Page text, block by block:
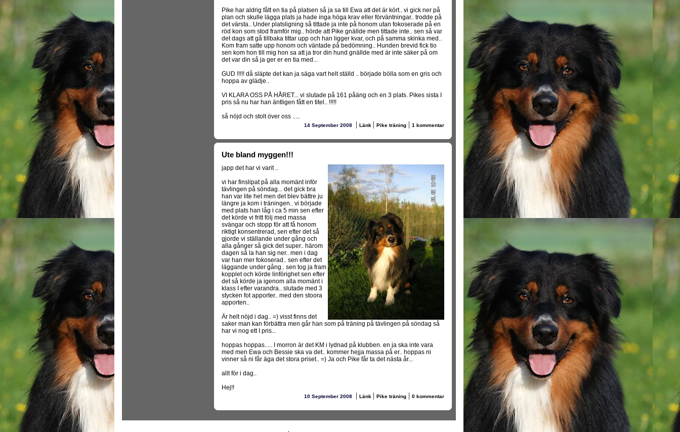
Pike har aldrig fått en tia på platsen så ja sa till Ewa att det är kört.. vi gick ner på
plan och skulle lägga plats ja hade inga höga krav eller förväntningar.. trodde på
det värsta.. Under platsligning så tittade ja inte på honom utan fokoserade på en
röd kon som stod framför mig.. hörde att Pike gnällde men tittade inte.. sen så var
det dags att gå tillbaka tittar upp och han ligger kvar, och på samma skinka med..
Kom fram satte upp honom och väntade på bedömning.. Hunden brevid fick tio
sen kom hon till mig hon sa att ja tror din hund gnällde med är inte säker på om
det var din så ja ger er en tia med...
GUD !!!!! då släpte det kan ja säga vart helt ställd .. började bölla som en gris och
hoppa av glädje..
VI KLARA OSS PÅ HÅRET... vi slutade på 161 påäng och en 3 plats. Pikes sista I
pris så nu har han äntligen fått en titel.. !!!!!
så nöjd och stolt över oss .....
14 September 2008 | Länk | Pike träning | 1 kommentar
Ute bland myggen!!!
japp det har vi varit ..
vi har finslipat på alla momänt inför
tävlingen på söndag... det gick bra
han var lite het men det blev bättre ju
längre ja kom i träningen.. vi började
med plats han låg i ca 5 min sen efter
det körde vi fritt följ med massa
svängar och stopp för att få honom
riktigt konsentrerad, sen efter det så
gjorde vi ställande under gång och
alla gånger så gick det super.. härom
dagen så la han sig ner.. men i dag
var han mer fokoserad.. sen efter det
läggande under gång.. sen tog ja fram
kopplet och körde linförighet sen efter
det så körde ja igenom alla momänt i
klass I efter varandra.. slutade med 3
stycken fot apporter.. med den stoora
apporten..
Är helt nöjd i dag.. =) visst finns det
saker man kan förbättra men går han som på träning på tävlingen på söndag så
har vi nog ett I pris...
hoppas hoppas..... I morron är det KM i lydnad på klubben. en ja ska inte vara
med men Ewa och Bessie ska va det.. kommer hejja massa på er.. hoppas ni
vinner så ni får äga det stora priset.. =) Ja och Pike får ta det nästa år...
allt för i dag..
Hej!!
10 September 2008 | Länk | Pike träning | 0 kommentar